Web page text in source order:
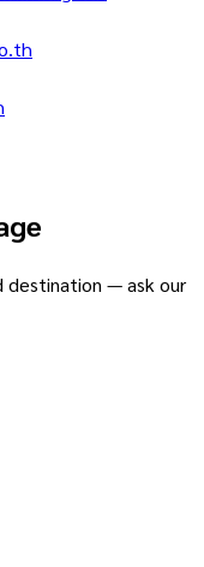
destination — ask our